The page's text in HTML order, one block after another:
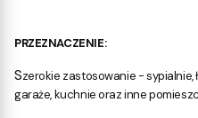
PRZEZNACZENIE:
Szerokie zastosowanie - sypialnie,
garaże, kuchnie oraz inne